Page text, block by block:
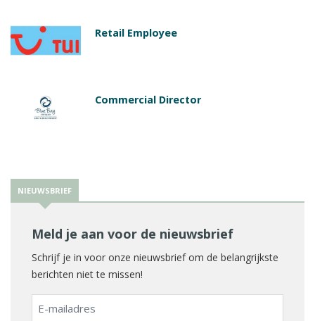
Retail Employee
Commercial Director
NIEUWSBRIEF
Meld je aan voor de nieuwsbrief
Schrijf je in voor onze nieuwsbrief om de belangrijkste
berichten niet te missen!
E-